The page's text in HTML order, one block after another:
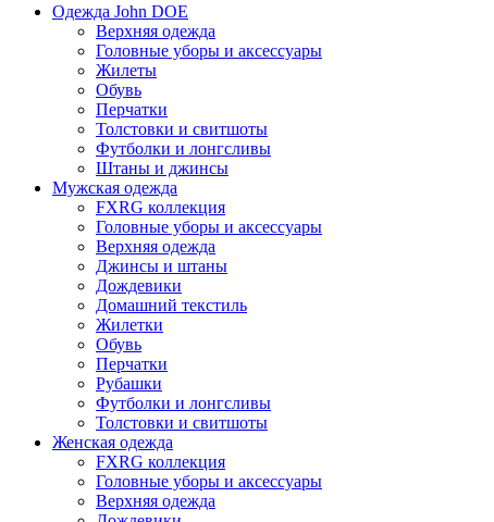
Одежда John DOE
Верхняя одежда
Головные уборы и аксессуары
Жилеты
Обувь
Перчатки
Толстовки и свитшоты
Футболки и лонгсливы
Штаны и джинсы
Мужская одежда
FXRG коллекция
Головные уборы и аксессуары
Верхняя одежда
Джинсы и штаны
Дождевики
Домашний текстиль
Жилетки
Обувь
Перчатки
Рубашки
Футболки и лонгсливы
Толстовки и свитшоты
Женская одежда
FXRG коллекция
Головные уборы и аксессуары
Верхняя одежда